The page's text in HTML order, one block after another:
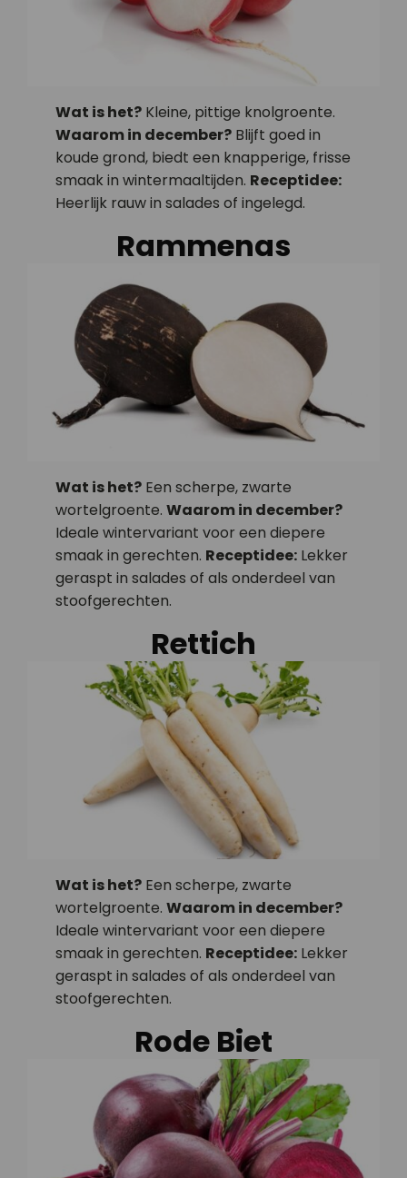
Wat is het? Kleine, pittige knolgroente.
Waarom in december? Blijft goed in
koude grond, biedt een knapperige, frisse
smaak in wintermaaltijden. Receptidee:
Heerlijk rauw in salades of ingelegd.
Rammenas
Wat is het? Een scherpe, zwarte
wortelgroente.Waarom in december?
Ideale wintervariant voor een diepere
smaak in gerechten. Receptidee: Lekker
geraspt in salades of als onderdeel van
stoofgerechten.
Rettich
Wat is het? Een scherpe, zwarte
wortelgroente.Waarom in december?
Ideale wintervariant voor een diepere
smaak in gerechten. Receptidee: Lekker
geraspt in salades of als onderdeel van
stoofgerechten.
Rode Biet